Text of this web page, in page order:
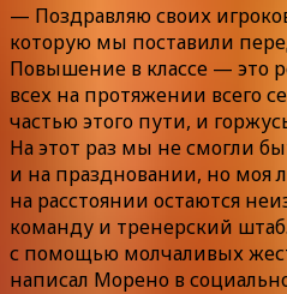
— Поздравляю своих
которую мы поставили
Повышение в классе — это
всех на протяжении всего
частью этого пути, и
На этот раз мы не смогли
и на праздновании, но моя
на расстоянии остаются
команду и тренерский
с помощью молчаливых
написал Морено в